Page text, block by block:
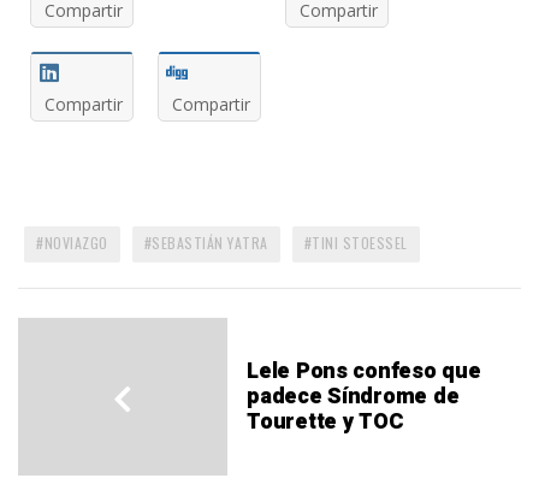
Compartir
Compartir
Compartir Compartir
NOVIAZGO SEBASTIÁN YATRA TINI STOESSEL
Lele Pons confeso que
padece Síndrome de
Tourette y TOC